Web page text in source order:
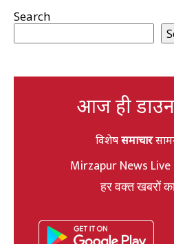
Search
आज ही
विशेषसमाचार
Mirzapur News
हर वक्त खबरों